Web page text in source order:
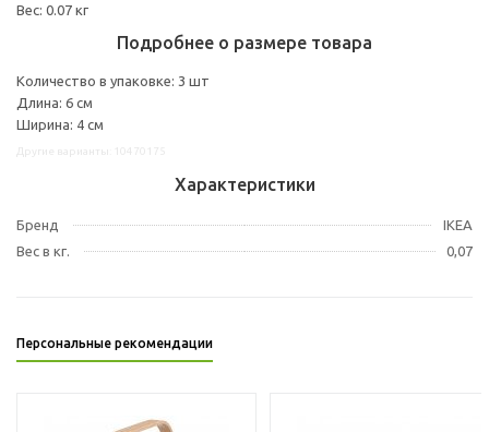
Вес: 0.07 кг
Подробнее о размере товара
Количество в упаковке: 3 шт
Длина: 6 см
Ширина: 4 см
Характеристики
Бренд
IKEA
Вес в кг.
0,07
Персональные рекомендации